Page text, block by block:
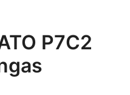
P7C2